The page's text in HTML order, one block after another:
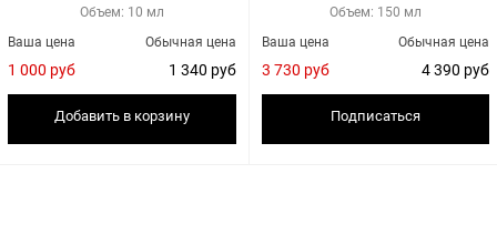
Объем: 10 мл
Обычная цена
1 340 руб
Ваша цена
1 000 руб
Добавить в корзину
Объем: 150 мл
Обычная цена
4 390 руб
Ваша цена
3 730 руб
Подписаться